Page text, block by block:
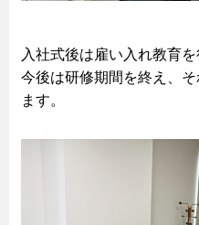
入社式後は雇い入れ教育を
今後は研修期間を終え、
ます。